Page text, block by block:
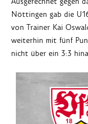
Nöttingen gab die
von Trainer Kai
weiterhin mit fünf
nicht über ein 3:3